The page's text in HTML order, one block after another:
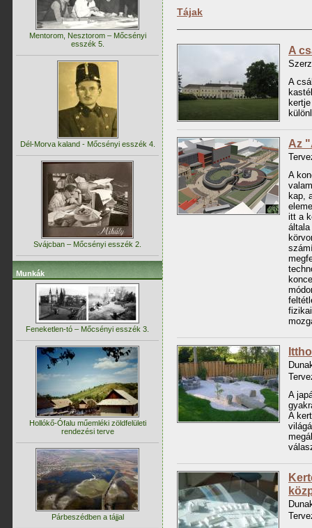
Mentorom, Nesztorom – Mőcsényi
esszék 5.
Dél-Morva kaland - Mőcsényi esszék 4.
Svájcban – Mőcsényi esszék 2.
Munkák
Feneketlen-tó – Mőcsényi esszék 3.
Hollókő-Ófalu műemléki zöldfelületi
rendezési terve
Párbeszédben a tájjal
Tájak
A
A
Az
A
kap,
itt a
A
A